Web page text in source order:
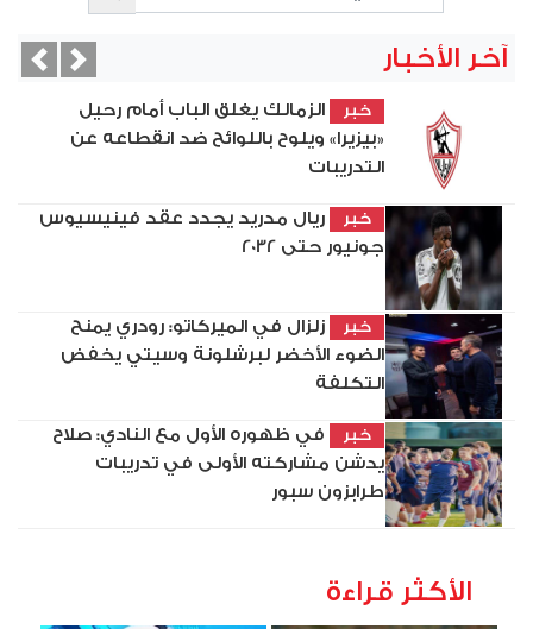
آخر الأخبار
خبر
الزمالك يغلق الباب أمام رحيل
«بيزيرا» ويلوح باللوائح ضد انقطاعه عن
التدريبات
خبر
ريال مدريد يجدد عقد فينيسيوس
جونيور حتى 2032
خبر
زلزال في الميركاتو: رودري يمنح
الضوء الأخضر لبرشلونة وسيتي يخفض
التكلفة
خبر
في ظهوره الأول مع النادي: صلاح
يدشن مشاركته الأولى في تدريبات
طرابزون سبور
Next
الأكثر قراءة